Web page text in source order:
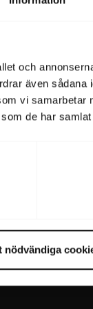
och
även sådana
vi
de har
nödvändiga
Så här
Hitta